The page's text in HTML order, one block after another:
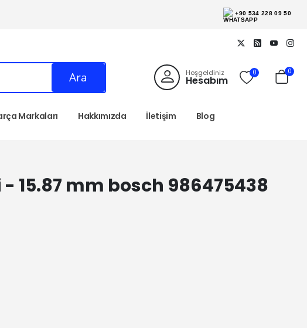
+90 534 228 09 50
Ara Hoşgeldiniz
Hesabım
0 0
Markaları Hakkımızda İletişim Blog
15.87 mm bosch 986475438